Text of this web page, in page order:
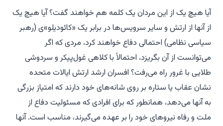
آیا هیچ یک از این مردان یک کلمه هم خواهند گفت؟ آیا هیچ یک
از آنها از ارتش و سایر سرویس‌ها در برابر یک «کائودیلو»ی (رهبر
سیاسی نظامی) احتمالی دفاع خواهند کرد، مردی که اگر
می‌توانست از آن بگریزد، احتمالاً با کلاهی غول‌پیکر و سردوشی
طلایی با غرور راه می‌رفت؟ افسران ارشد ارتش ایالات متحده
نشان عقاب یا ستاره بر روی شانه‌های خود دارند که امتیاز بزرگی
به آنها می‌دهد، همانطور که برای افرادی که مسئولیت دفاع از
ملت و رفاه نیروهای خود را بر عهده می‌گیرند، مناسب است. آنها